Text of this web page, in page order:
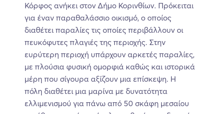
Κόρφος ανήκει στον Δήμο Κορινθίων. Πρόκειται
για έναν παραθαλάσσιο οικισμό, ο οποίος
διαθέτει παραλίες τις οποίες περιβάλλουν οι
πευκόφυτες πλαγιές της περιοχής. Στην
ευρύτερη περιοχή υπάρχουν αρκετές παραλίες,
με πλούσια φυσική ομορφιά καθώς και ιστορικά
μέρη που σίγουρα αξίζουν μια επίσκεψη. Η
πόλη διαθέτει μια μαρίνα με δυνατότητα
ελλιμενισμού για πάνω από 50 σκάφη μεσαίου